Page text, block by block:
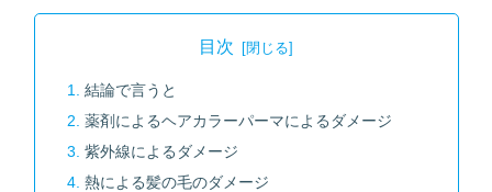
目次
結論で言うと
薬剤によるヘアカラーパーマによるダメージ
紫外線によるダメージ
熱による髪の毛のダメージ